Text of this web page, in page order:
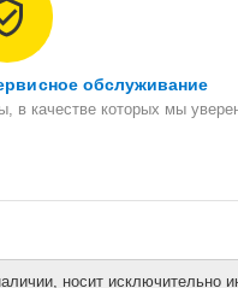
обслуживание
в качестве которых мы
носит исключительно